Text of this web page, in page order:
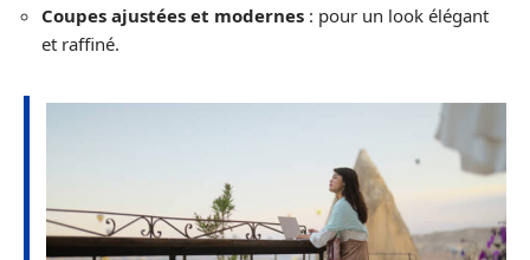
Coupes ajustées et modernes : pour un look élégant
et raffiné.